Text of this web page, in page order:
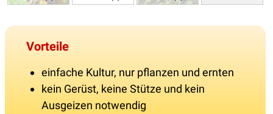
Vorteile
einfache Kultur, nur pflanzen und ernten
kein Gerüst, keine Stütze und kein
Ausgeizen notwendig